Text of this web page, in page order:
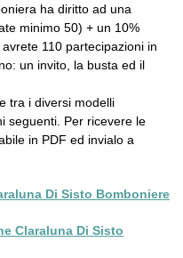
ha diritto ad una
minimo 50) + un 10%
110 partecipazioni in
un invito, la busta ed il
tra i diversi modelli
seguenti. Per ricevere le
in PDF ed invialo a
Di Sisto Bomboniere
Claraluna Di Sisto